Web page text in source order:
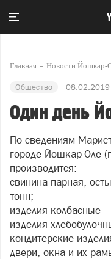
Главная Новости Йошкар-
Общество 08.02.2019
Один день
По сведениям
городе Йошкар-Оле
производится:
свинина парная,
тонн;
изделия колбасные
изделия
кондитерские
двери, окна и их